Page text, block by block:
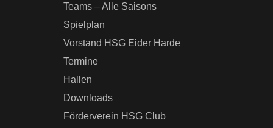
Teams – Alle Saisons
Spielplan
Vorstand HSG Eider Harde
Termine
Hallen
Downloads
Förderverein HSG Club